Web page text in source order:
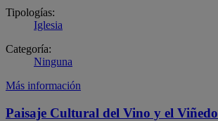
Tipologías:
Iglesia
Categoría:
Ninguna
Más información
Paisaje Cultural del Vino y el Viñedo